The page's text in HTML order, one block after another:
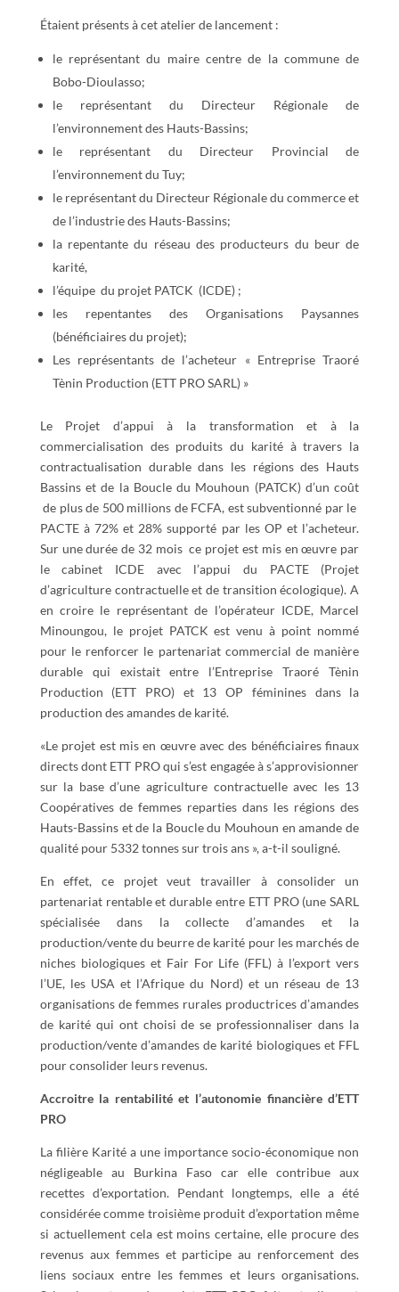
Étaient présents à cet atelier de lancement :
le représentant du maire centre de la commune de
Bobo-Dioulasso;
le représentant du Directeur Régionale de
l’environnement des Hauts-Bassins;
le représentant du Directeur Provincial de
l’environnement du Tuy;
le représentant du Directeur Régionale du commerce et
de l’industrie des Hauts-Bassins;
la repentante du réseau des producteurs du beur de
karité,
l’équipe du projet PATCK (ICDE) ;
les repentantes des Organisations Paysannes
(bénéficiaires du projet);
Les représentants de l’acheteur « Entreprise Traoré
Tènin Production (ETT PRO SARL) »
Le Projet d’appui à la transformation et à la
commercialisation des produits du karité à travers la
contractualisation durable dans les régions des Hauts
Bassins et de la Boucle du Mouhoun (PATCK) d’un coût
de plus de 500 millions de FCFA, est subventionné par le
PACTE à 72% et 28% supporté par les OP et l’acheteur.
Sur une durée de 32 mois ce projet est mis en œuvre par
le cabinet ICDE avec l’appui du PACTE (Projet
d’agriculture contractuelle et de transition écologique). A
en croire le représentant de l’opérateur ICDE, Marcel
Minoungou, le projet PATCK est venu à point nommé
pour le renforcer le partenariat commercial de manière
durable qui existait entre l’Entreprise Traoré Tènin
Production (ETT PRO) et 13 OP féminines dans la
production des amandes de karité.
«Le projet est mis en œuvre avec des bénéficiaires finaux
directs dont ETT PRO qui s’est engagée à s’approvisionner
sur la base d’une agriculture contractuelle avec les 13
Coopératives de femmes reparties dans les régions des
Hauts-Bassins et de la Boucle du Mouhoun en amande de
qualité pour 5332 tonnes sur trois ans », a-t-il souligné.
En effet, ce projet veut travailler à consolider un
partenariat rentable et durable entre ETT PRO (une SARL
spécialisée dans la collecte d’amandes et la
production/vente du beurre de karité pour les marchés de
niches biologiques et Fair For Life (FFL) à l’export vers
l’UE, les USA et l’Afrique du Nord) et un réseau de 13
organisations de femmes rurales productrices d’amandes
de karité qui ont choisi de se professionnaliser dans la
production/vente d’amandes de karité biologiques et FFL
pour consolider leurs revenus.
Accroitre la rentabilité et l’autonomie financière d’ETT
PRO
La filière Karité a une importance socio-économique non
négligeable au Burkina Faso car elle contribue aux
recettes d’exportation. Pendant longtemps, elle a été
considérée comme troisième produit d’exportation même
si actuellement cela est moins certaine, elle procure des
revenus aux femmes et participe au renforcement des
liens sociaux entre les femmes et leurs organisations.